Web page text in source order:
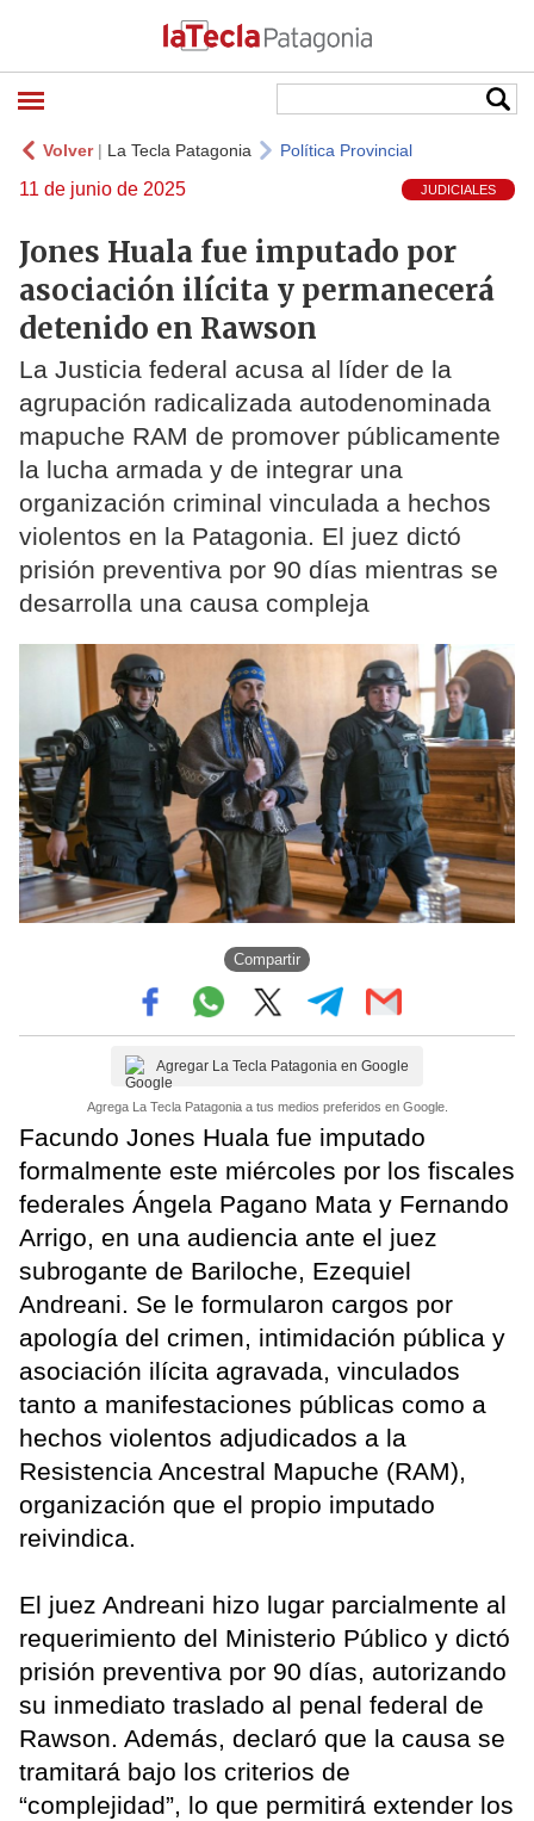
Volver| La Tecla Patagonia Política Provincial
11 de junio de 2025 JUDICIALES
Jones Huala fue imputado por
asociación ilícita y permanecerá
detenido en Rawson
La Justicia federal acusa al líder de la
agrupación radicalizada autodenominada
mapuche RAM de promover públicamente
la lucha armada y de integrar una
organización criminal vinculada a hechos
violentos en la Patagonia. El juez dictó
prisión preventiva por 90 días mientras se
desarrolla una causa compleja
Compartir
Agregar La Tecla Patagonia en Google
Agrega La Tecla Patagonia a tus medios preferidos en Google.
Facundo Jones Huala fue imputado
formalmente este miércoles por los fiscales
federales Ángela Pagano Mata y Fernando
Arrigo, en una audiencia ante el juez
subrogante de Bariloche, Ezequiel
Andreani. Se le formularon cargos por
apología del crimen, intimidación pública y
asociación ilícita agravada, vinculados
tanto a manifestaciones públicas como a
hechos violentos adjudicados a la
Resistencia Ancestral Mapuche (RAM),
organización que el propio imputado
reivindica.
El juez Andreani hizo lugar parcialmente al
requerimiento del Ministerio Público y dictó
prisión preventiva por 90 días, autorizando
su inmediato traslado al penal federal de
Rawson. Además, declaró que la causa se
tramitará bajo los criterios de
“complejidad”, lo que permitirá extender los